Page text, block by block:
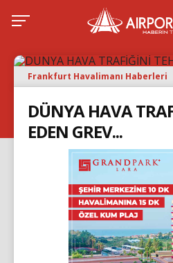
Frankfurt Havalimanı Haberleri
DÜNYA HAVA
EDEN GREV...